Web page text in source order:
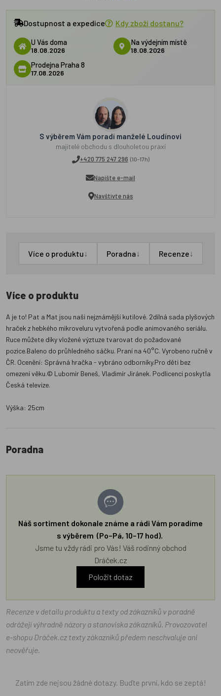
Dostupnost a expedice Kdy zboží dostanu?
U Vás doma
18.08.2026
Na výdejním místě
18.08.2026
Prodejna Praha 8
17.08.2026
S výběrem Vám poradí manželé Loudínovi
majitelé obchodu s dlouholetou praxí
+420 775 247 296 (10-17h)
Napište e-mail
Navštivte nás
Více o produktu↓ Poradna↓ Recenze↓
Více o produktu
A je to! Pat a Mat jsou naši nejznámější kutilové. 2dílná sada plyšových
hraček z hebkého mikroveluru vytvořená podle animovaného seriálu.
Ruce můžete díky vložené výztuze tvarovat do požadované
pozice.Baleno do průhledného sáčku. Praní na 40°C. Vyrobeno ručně v
ČR. Ocenění: Správná hračka - vybráno odborníky.Pro děti bez
omezení věku.© Lubomír Beneš, Vladimír Jiránek. Podlicenci poskytla
Česká televize.
Výška: 25cm
Poradna
Náš sortiment dokonale známe a rádi Vám poradíme
s výběrem (Po–Pá, 10–17 hod).
Jsme tu vždy rádi pro Vás! Váš rodinný obchod
Dráček.cz
Položit dotaz
Recenze v detailu produktu a texty od zákazníků v poradně
odrážejí výhradně názory a stanoviska zákazníků. Provozovatel
e-shopu Dráček.cz texty zákazníků předem neschvaluje ani
neověřuje.
Zatím zde nejsou žádné dotazy. Buďte první, kdo se zeptá!